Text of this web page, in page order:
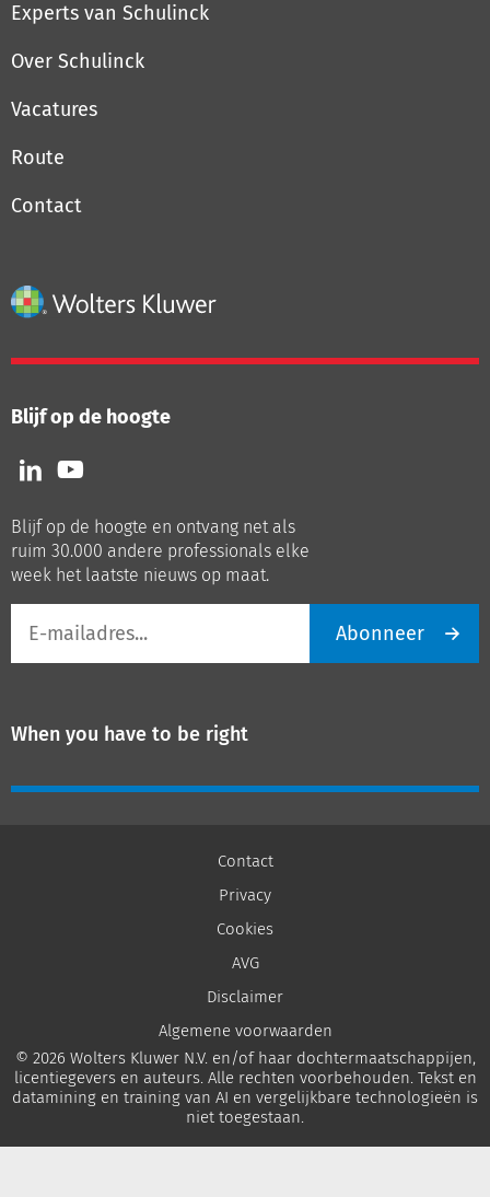
Experts van Schulinck
Over Schulinck
Vacatures
Route
Contact
Blijf op de hoogte
Volg
ons
LinkedIn
Volg
ons
Youtube
Blijf op de hoogte en ontvang net als
ruim 30.000 andere professionals elke
week het laatste nieuws op maat.
mailadres
Abonneer
When you have to be right
Contact
Privacy
Cookies
AVG
Disclaimer
Algemene voorwaarden
© 2026 Wolters Kluwer N.V. en/of haar dochtermaatschappijen,
licentiegevers en auteurs. Alle rechten voorbehouden. Tekst en
datamining en training van AI en vergelijkbare technologieën is
niet toegestaan.